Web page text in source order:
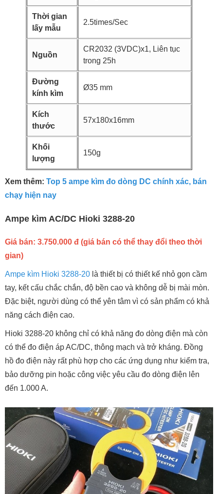
Thời gian
lấy mẫu
2.5times/Sec
Nguồn
CR2032 (3VDC)x1, Liên tục
trong 25h
Đường
kính kìm
Ø35 mm
Kích
thước
57x180x16mm
Khối
lượng
150g
Xem thêm: Top 5 ampe kìm đo dòng DC chính xác, bán
chạy hiện nay
Ampe kìm AC/DC Hioki 3288-20
Giá bán: 3.750.000 đ (giá bán có thể thay đổi theo thời
gian)
Ampe kìm Hioki 3288-20 là thiết bị có thiết kế nhỏ gọn cầm
tay, kết cấu chắc chắn, độ bền cao và không dễ bị mài mòn.
Đặc biệt, người dùng có thể yên tâm vì có sản phẩm có khả
năng cách điện cao.
Hioki 3288-20 không chỉ có khả năng đo dòng điện mà còn
có thể đo điện áp AC/DC, thông mạch và trở kháng. Đồng
hồ đo điện này rất phù hợp cho các ứng dụng như kiểm tra,
bảo dưỡng pin hoặc công việc yêu cầu đo dòng điện lên
đến 1.000 A.